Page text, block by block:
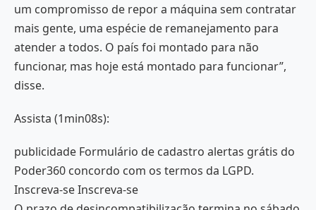
um compromisso de repor a máquina sem contratar
mais gente, uma espécie de remanejamento para
atender a todos. O país foi montado para não
funcionar, mas hoje está montado para funcionar”,
disse.
Assista (1min08s):
publicidade Formulário de cadastro alertas grátis do
Poder360 concordo com os termos da LGPD.
Inscreva-se Inscreva-se